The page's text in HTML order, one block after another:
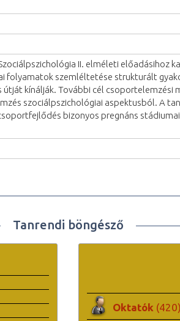
II. elméleti előadásihoz
folyamatok szemléltetése strukturált
kínálják. További cél csoportelemzési
szociálpszichológiai aspektusból. A
bizonyos pregnáns
Tanrendi böngésző
Oktatók (420)